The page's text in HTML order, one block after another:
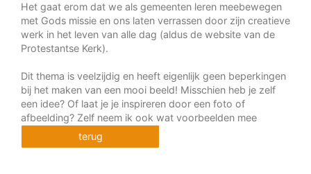
Het gaat erom dat we als gemeenten leren meebewegen
met Gods missie en ons laten verrassen door zijn creatieve
werk in het leven van alle dag (aldus de website van de
Protestantse Kerk).
Dit thema is veelzijdig en heeft eigenlijk geen beperkingen
bij het maken van een mooi beeld! Misschien heb je zelf
een idee? Of laat je je inspireren door een foto of
afbeelding? Zelf neem ik ook wat voorbeelden mee
terug